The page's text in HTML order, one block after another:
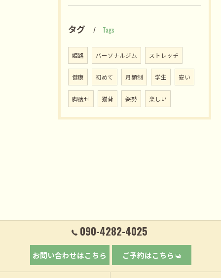
タグ Tags
姫路 パーソナルジム ストレッチ
健康 初めて 月額制 学生 安い
脚痩せ 猫背 姿勢 楽しい
090-4282-4025
お問い合わせはこちら ご予約はこちら